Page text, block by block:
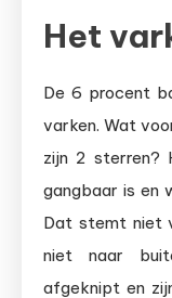
Het
De 6 procent
varken. Wat
zijn 2 sterren?
gangbaar is en
Dat stemt niet
niet naar
afgeknipt en